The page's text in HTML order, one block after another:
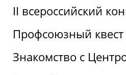
II всероссийский
Профсоюзный квест
Знакомство с